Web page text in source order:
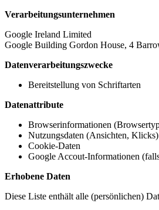
Verarbeitungsunternehmen
Google Ireland Limited
Google Building Gordon House, 4
Datenverarbeitungszwecke
Bereitstellung von Schriftarten
Datenattribute
Browserinformationen
Nutzungsdaten (Ansichten, Klicks)
Cookie-Daten
Google Accout-Informationen
Erhobene Daten
Diese Liste enthält alle (persönlichen)